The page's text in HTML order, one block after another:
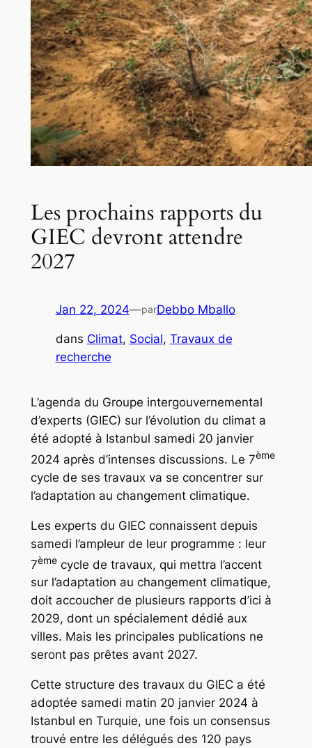
Les prochains rapports du
GIEC devront attendre
2027
Jan 22, 2024—parDebbo Mballo
dans Climat, Social, Travaux de
recherche
L’agenda du Groupe intergouvernemental
d’experts (GIEC) sur l’évolution du climat a
été adopté à Istanbul samedi 20 janvier
2024 après d’intenses discussions. Le 7ème
cycle de ses travaux va se concentrer sur
l’adaptation au changement climatique.
Les experts du GIEC connaissent depuis
samedi l’ampleur de leur programme : leur
7èmecycle de travaux, qui mettra l’accent
sur l’adaptation au changement climatique,
doit accoucher de plusieurs rapports d’ici à
2029, dont un spécialement dédié aux
villes. Mais les principales publications ne
seront pas prêtes avant 2027.
Cette structure des travaux du GIEC a été
adoptée samedi matin 20 janvier 2024 à
Istanbul en Turquie, une fois un consensus
trouvé entre les délégués des 120 pays